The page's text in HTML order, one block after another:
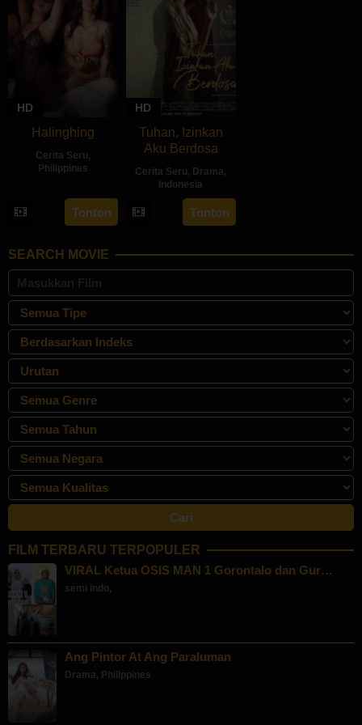
HD
Halinghing
Cerita Seru,
Philippines
18
Oct
2024
Jaque
Carlos
Tonton
HD
Tuhan, Izinkan
Aku Berdosa
Cerita Seru, Drama,
Indonesia
22
May
Feyhero
Tonton
SEARCH MOVIE
FILM TERBARU TERPOPULER
VIRAL Ketua OSIS MAN 1 Gorontalo dan Gur…
semi indo,
Ang Pintor At Ang Paraluman
Drama, Philippines